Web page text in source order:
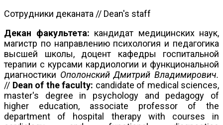
Сотрудники деканата // Dean's staff
Декан факультета: кандидат медицинских наук,
магистр по направлению психология и педагогика
высшей школы, доцент кафедры госпитальной
терапии с курсами кардиологии и функциональной
диагностики Ополонский Дмитрий Владимирович.
// Dean of the faculty: candidate of medical sciences,
master's degree in psychology and pedagogy of
higher education, associate professor of the
department of hospital therapy with courses in